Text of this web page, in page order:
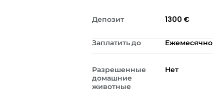
Депозит 1300 €
Заплатить до Ежемесячно
Разрешенные
домашние
животные
Нет